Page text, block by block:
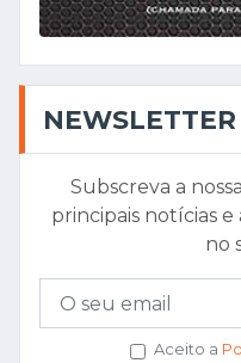
NEWSLETTER
Subscreva a
principais notícias
no
Aceito a